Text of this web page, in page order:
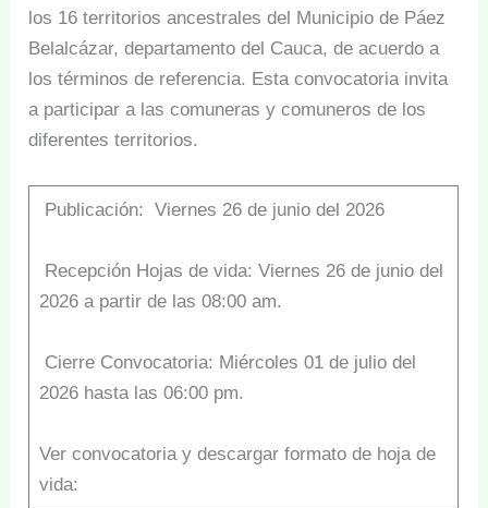
los 16 territorios ancestrales del Municipio de Páez
Belalcázar, departamento del Cauca, de acuerdo a
los términos de referencia. Esta convocatoria invita
a participar a las comuneras y comuneros de los
diferentes territorios.
Publicación: Viernes 26 de junio del 2026
Recepción Hojas de vida: Viernes 26 de junio del
2026 a partir de las 08:00 am.
Cierre Convocatoria: Miércoles 01 de julio del
2026 hasta las 06:00 pm.
Ver convocatoria y descargar formato de hoja de
vida: